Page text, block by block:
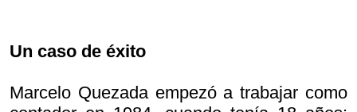
Un caso de éxito
Marcelo Quezada empezó a trabajar como